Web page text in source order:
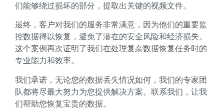
们能够绕过损坏的部分，提取出关键的视频文件。
最终，客户对我们的服务非常满意，因为他们的重要监
控数据得以恢复，避免了潜在的安全风险和经济损失。
这个案例再次证明了我们在处理复杂数据恢复任务时的
专业能力和效率。
我们承诺，无论您的数据丢失情况如何，我们的专家团
队都将尽最大努力为您提供解决方案。联系我们，让我
们帮助您恢复宝贵的数据。